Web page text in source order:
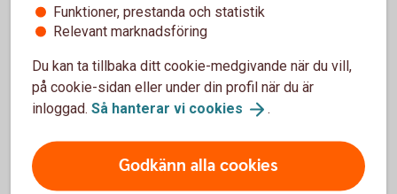
– Valet mellan att äga, leasa eller köpa på avbetalning
handlar ytterst om företagets förutsättningar och mål.
Genom att väga kostnader, flexibilitet och kapitalbindning
mot varandra blir det enklare att hitta en lösning som
Kennemar, företagsekonom på Swedbank.
Oavsett vilken lösning ni väljer är det viktigt att
Funktioner, prestanda och statistik
Relevant marknadsföring
Du kan ta tillbaka ditt cookie-medgivande när du vill,
på cookie-sidan eller under din profil när du är
inloggad. Så hanterar vi cookies .
Godkänn alla cookies